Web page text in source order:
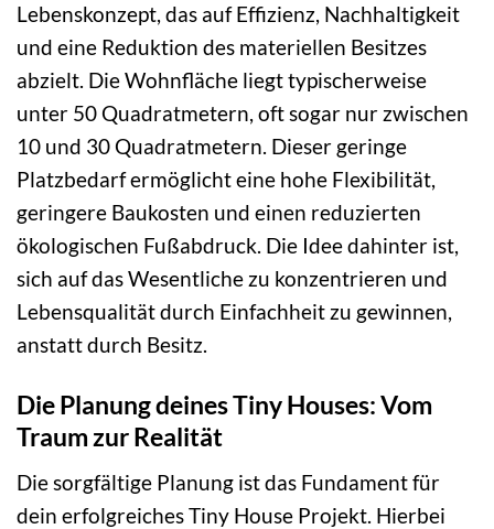
Lebenskonzept, das auf Effizienz, Nachhaltigkeit
und eine Reduktion des materiellen Besitzes
abzielt. Die Wohnfläche liegt typischerweise
unter 50 Quadratmetern, oft sogar nur zwischen
10 und 30 Quadratmetern. Dieser geringe
Platzbedarf ermöglicht eine hohe Flexibilität,
geringere Baukosten und einen reduzierten
ökologischen Fußabdruck. Die Idee dahinter ist,
sich auf das Wesentliche zu konzentrieren und
Lebensqualität durch Einfachheit zu gewinnen,
anstatt durch Besitz.
Die Planung deines Tiny Houses: Vom
Traum zur Realität
Die sorgfältige Planung ist das Fundament für
dein erfolgreiches Tiny House Projekt. Hierbei